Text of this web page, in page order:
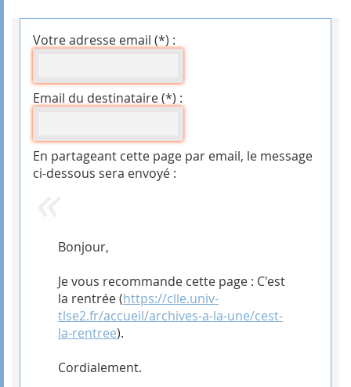
Votre adresse email (*) :
Email du destinataire (*) :
En partageant cette page par email, le message
ci-dessous sera envoyé :
Bonjour,
Je vous recommande cette page : C'est
la rentrée (https://clle.univ-
tlse2.fr/accueil/archives-a-la-une/cest-
la-rentree).
Cordialement.